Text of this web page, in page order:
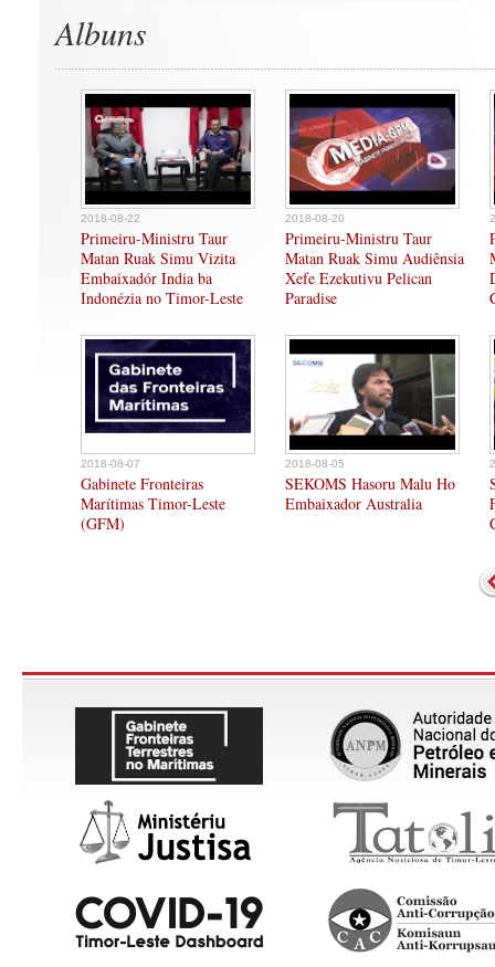
Albuns
2018-08-22
Primeiru-Ministru Taur
Matan Ruak Simu Vizita
Embaixadór India ba
Indonézia no Timor-Leste
2018-08-20
Primeiru-Ministru Taur
Matan Ruak Simu Audiênsia
Xefe Ezekutivu Pelican
Paradise
2018-08-07
Gabinete Fronteiras
Marítimas Timor-Leste
(GFM)
2018-08-05
SEKOMS Hasoru Malu Ho
Embaixador Australia